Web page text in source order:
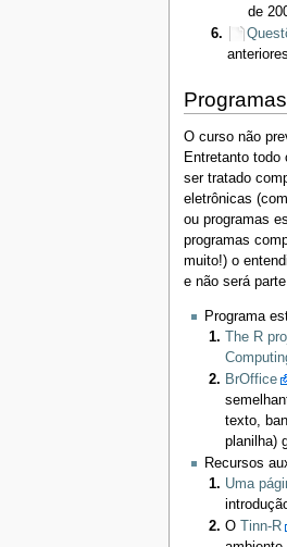
de
anteriores
O curso não
Entretanto todo
ser tratado
eletrônicas
ou programas
programas
muito!) o
e não será
Programa
The R
BrOffice
texto,
planilha)
Recursos
Uma
O Tinn-R